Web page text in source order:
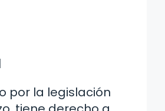
por la legislación